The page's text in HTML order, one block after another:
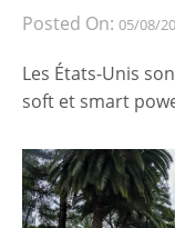
Posted On: 05/08/
Les États-Unis
soft et smart